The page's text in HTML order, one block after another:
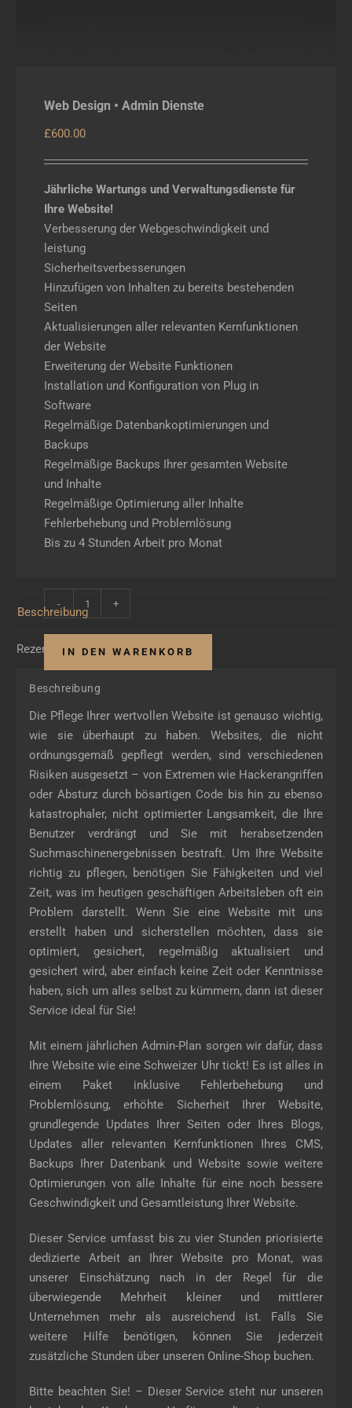
Web Design • Admin Dienste
£600.00
Jährliche Wartungs und Verwaltungsdienste für
Ihre Website!
Verbesserung der Webgeschwindigkeit und
leistung
Sicherheitsverbesserungen
Hinzufügen von Inhalten zu bereits bestehenden
Seiten
Aktualisierungen aller relevanten Kernfunktionen
der Website
Erweiterung der Website Funktionen
Installation und Konfiguration von Plug in
Software
Regelmäßige Datenbankoptimierungen und
Backups
Regelmäßige Backups Ihrer gesamten Website
und Inhalte
Regelmäßige Optimierung aller Inhalte
Fehlerbehebung und Problemlösung
Bis zu 4 Stunden Arbeit pro Monat
Web
Design
•
Admin
Dienste
Menge
IN DEN WARENKORB
Beschreibung
Rezensionen (0)
Beschreibung
Die Pflege Ihrer wertvollen Website ist genauso wichtig,
wie sie überhaupt zu haben. Websites, die nicht
ordnungsgemäß gepflegt werden, sind verschiedenen
Risiken ausgesetzt – von Extremen wie Hackerangriffen
oder Absturz durch bösartigen Code bis hin zu ebenso
katastrophaler, nicht optimierter Langsamkeit, die Ihre
Benutzer verdrängt und Sie mit herabsetzenden
Suchmaschinenergebnissen bestraft. Um Ihre Website
richtig zu pflegen, benötigen Sie Fähigkeiten und viel
Zeit, was im heutigen geschäftigen Arbeitsleben oft ein
Problem darstellt. Wenn Sie eine Website mit uns
erstellt haben und sicherstellen möchten, dass sie
optimiert, gesichert, regelmäßig aktualisiert und
gesichert wird, aber einfach keine Zeit oder Kenntnisse
haben, sich um alles selbst zu kümmern, dann ist dieser
Service ideal für Sie!
Mit einem jährlichen Admin-Plan sorgen wir dafür, dass
Ihre Website wie eine Schweizer Uhr tickt! Es ist alles in
einem Paket inklusive Fehlerbehebung und
Problemlösung, erhöhte Sicherheit Ihrer Website,
grundlegende Updates Ihrer Seiten oder Ihres Blogs,
Updates aller relevanten Kernfunktionen Ihres CMS,
Backups Ihrer Datenbank und Website sowie weitere
Optimierungen von alle Inhalte für eine noch bessere
Geschwindigkeit und Gesamtleistung Ihrer Website.
Dieser Service umfasst bis zu vier Stunden priorisierte
dedizierte Arbeit an Ihrer Website pro Monat, was
unserer Einschätzung nach in der Regel für die
überwiegende Mehrheit kleiner und mittlerer
Unternehmen mehr als ausreichend ist. Falls Sie
weitere Hilfe benötigen, können Sie jederzeit
zusätzliche Stunden über unseren Online-Shop buchen.
Bitte beachten Sie! – Dieser Service steht nur unseren